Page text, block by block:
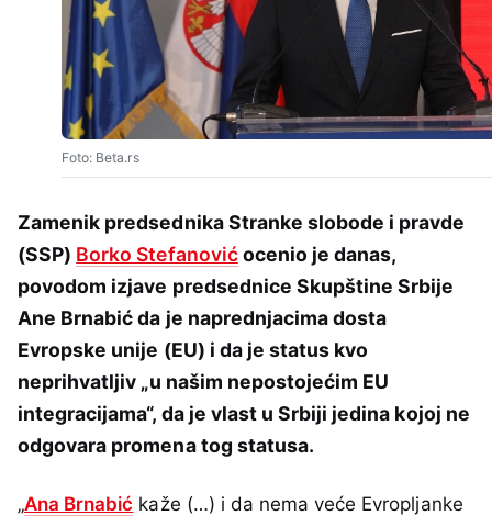
Foto: Beta.rs
Zamenik predsednika Stranke slobode i pravde
(SSP) Borko Stefanovićocenio je danas,
povodom izjave predsednice Skupštine Srbije
Ane Brnabić da je naprednjacima dosta
Evropske unije (EU) i da je status kvo
neprihvatljiv „u našim nepostojećim EU
integracijama“, da je vlast u Srbiji jedina kojoj ne
odgovara promena tog statusa.
„Ana Brnabić kaže (…) i da nema veće Evropljanke